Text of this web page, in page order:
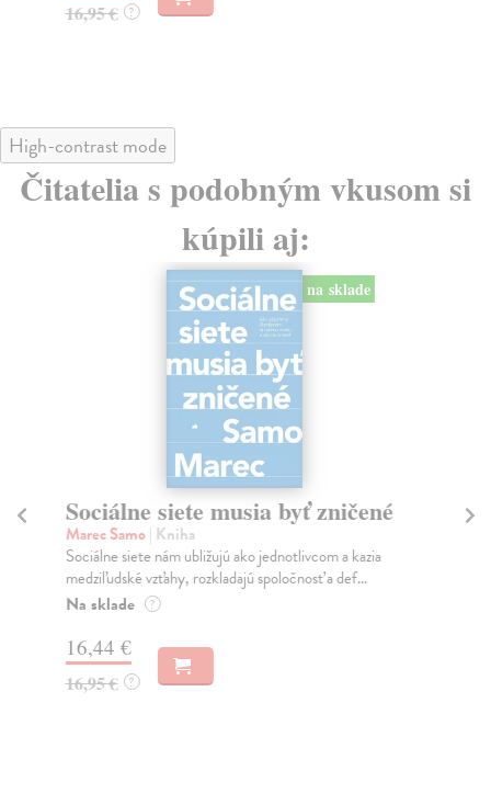
16,95 € ?
High-contrast mode
Čitatelia s podobným vkusom si
kúpili aj:
na sklade
Sociálne siete musia byť zničené
Marec Samo| Kniha
Sociálne siete nám ubližujú ako jednotlivcom a kazia
medziľudské vzťahy, rozkladajú spoločnosť a def...
Na sklade ?
16,44 €
16,95 € ?